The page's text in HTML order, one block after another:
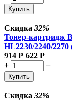
Купить
Скидка 32%
Тонер-картридж
HL2230/2240/
914 Р 622 Р
+
−
Купить
Скидка 32%